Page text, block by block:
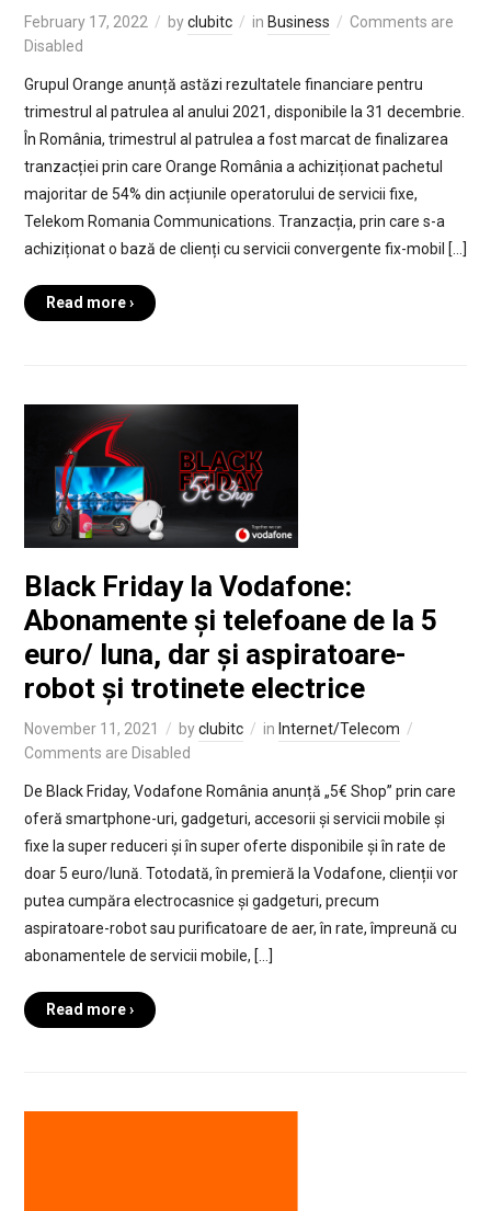
February 17, 2022 byclubitc in Business
Comments are
Disabled
Grupul Orange anunță astăzi rezultatele financiare pentru
trimestrul al patrulea al anului 2021, disponibile la 31 decembrie.
În România, trimestrul al patrulea a fost marcat de finalizarea
tranzacției prin care Orange România a achiziționat pachetul
majoritar de 54% din acțiunile operatorului de servicii fixe,
Telekom Romania Communications. Tranzacția, prin care s-a
achiziționat o bază de clienți cu servicii convergente fix-mobil […]
Read more ›
Black Friday la Vodafone:
Abonamente și telefoane de la 5
euro/ luna, dar și aspiratoare-
robot și trotinete electrice
November 11, 2021 byclubitc in Internet/Telecom
Comments are Disabled
De Black Friday, Vodafone România anunță „5€ Shop” prin care
oferă smartphone-uri, gadgeturi, accesorii și servicii mobile și
fixe la super reduceri și în super oferte disponibile și în rate de
doar 5 euro/lună. Totodată, în premieră la Vodafone, clienții vor
putea cumpăra electrocasnice și gadgeturi, precum
aspiratoare-robot sau purificatoare de aer, în rate, împreună cu
abonamentele de servicii mobile, […]
Read more ›